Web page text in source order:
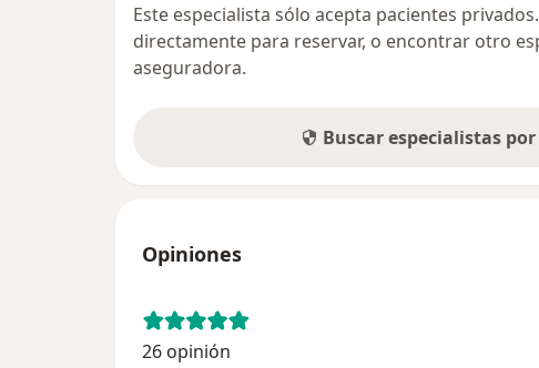
Este especialista sólo acepta pacientes
directamente para reservar, o encontrar otro
aseguradora.
Buscar especialistas
Opiniones
26 opinión